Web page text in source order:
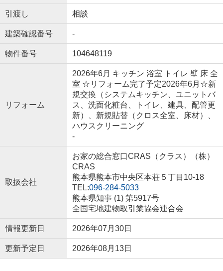
引渡し 相談
建築確認番号 -
物件番号 104648119
リフォーム
2026年6月 キッチン 浴室 トイレ 壁 床 全
室 ☆リフォーム完了予定2026年6月☆新
規交換（システムキッチン、ユニットバ
ス、洗面化粧台、トイレ、建具、配管更
新）、新規貼替（クロス全室、床材）、
ハウスクリーニング
-
取扱会社
お家の総合窓口CRAS（クラス）（株）
CRAS
熊本県熊本市中央区本荘５丁目10-18
TEL:096-284-5033
熊本県知事 (1) 第5917号
全国宅地建物取引業協会連合会
情報更新日 2026年07月30日
更新予定日 2026年08月13日